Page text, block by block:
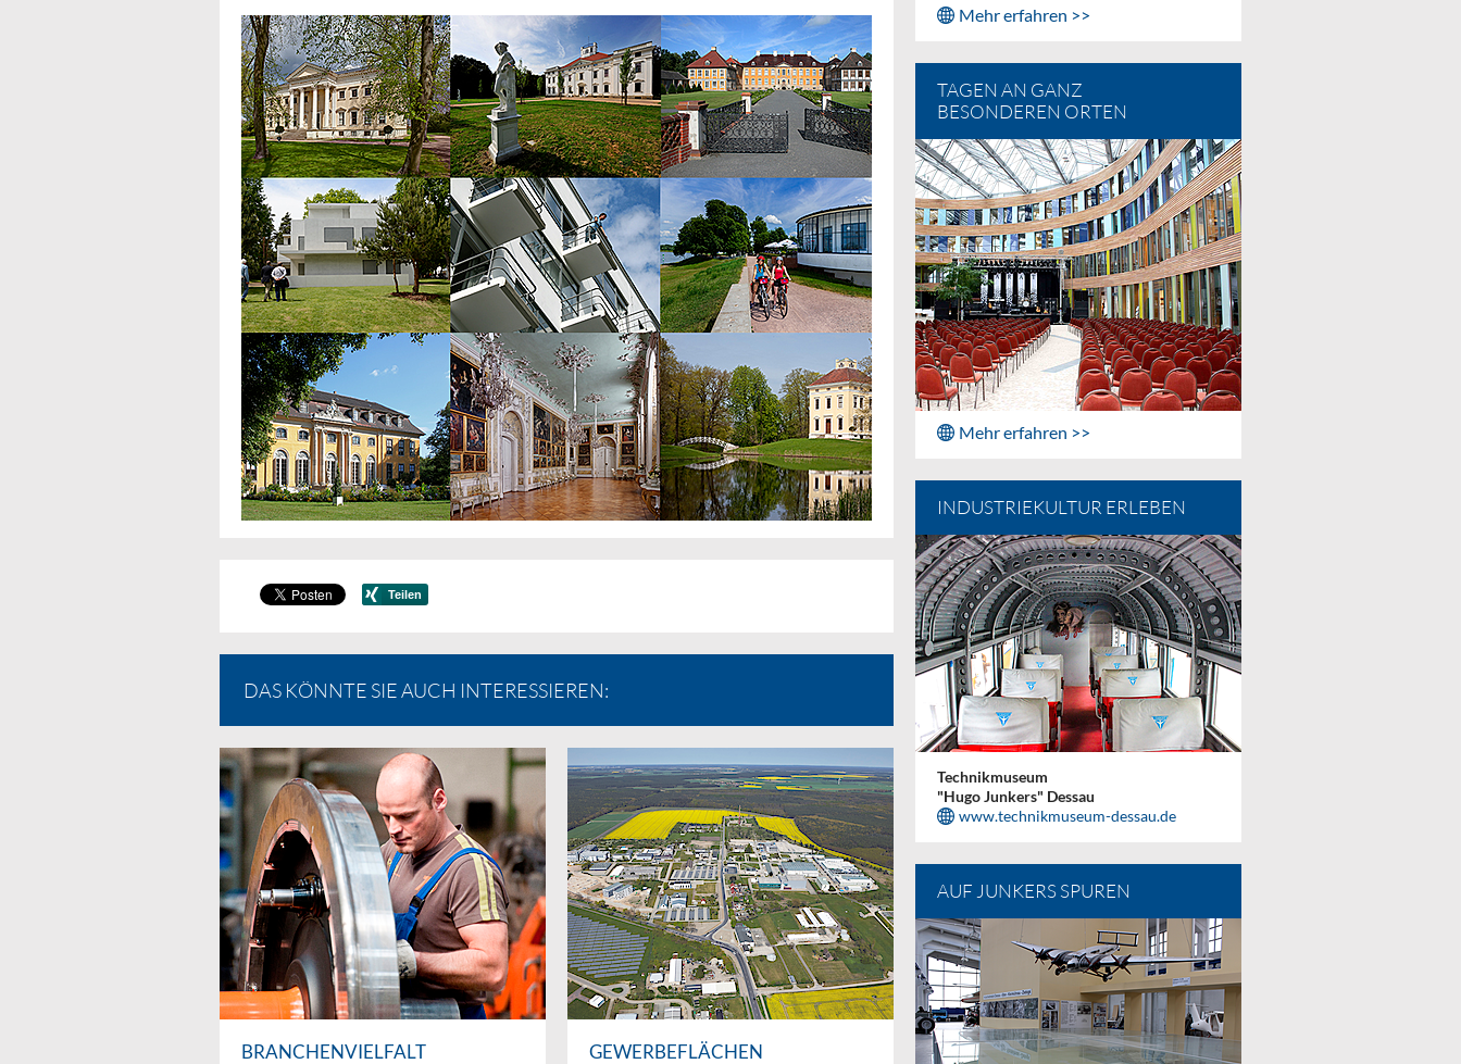
DAS KÖNNTE SIE AUCH INTERESSIEREN:
BRANCHENVIELFALT
GEWERBEFLÄCHEN
Mehr erfahren >>
TAGEN AN GANZ
BESONDEREN ORTEN
Mehr erfahren >>
INDUSTRIEKULTUR ERLEBEN
Technikmuseum
"Hugo Junkers" Dessau
www.technikmuseum-dessau.de
AUF JUNKERS SPUREN